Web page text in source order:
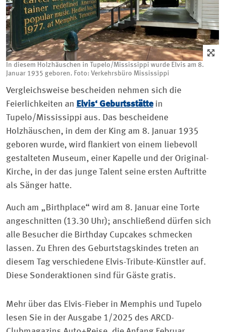
In diesem Holzhäuschen in Tupelo/Mississippi wurde Elvis am 8.
Januar 1935 geboren. Foto: Verkehrsbüro Mississippi
Vergleichsweise bescheiden nehmen sich die
Feierlichkeiten an Elvis‘ Geburtsstättein
Tupelo/Mississippi aus. Das bescheidene
Holzhäuschen, in dem der King am 8. Januar 1935
geboren wurde, wird flankiert von einem liebevoll
gestalteten Museum, einer Kapelle und der Original-
Kirche, in der das junge Talent seine ersten Auftritte
als Sänger hatte.
Auch am „Birthplace“ wird am 8. Januar eine Torte
angeschnitten (13.30 Uhr); anschließend dürfen sich
alle Besucher die Birthday Cupcakes schmecken
lassen. Zu Ehren des Geburtstagskindes treten an
diesem Tag verschiedene Elvis-Tribute-Künstler auf.
Diese Sonderaktionen sind für Gäste gratis.
Mehr über das Elvis-Fieber in Memphis und Tupelo
lesen Sie in der Ausgabe 1/2025 des ARCD-